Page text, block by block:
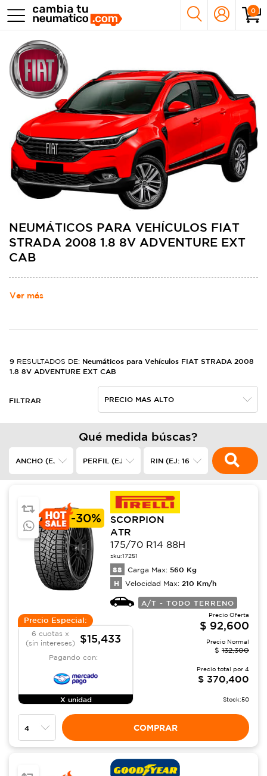
0
NEUMÁTICOS PARA VEHÍCULOS FIAT
STRADA 2008 1.8 8V ADVENTURE EXT
CAB
Ver más
9 RESULTADOS DE: Neumáticos para Vehículos FIAT STRADA 2008
1.8 8V ADVENTURE EXT CAB
FILTRAR
Qué medida búscas?
-30%
SCORPION
ATR
175/70 R14 88H
sku:17251
88 Carga Max: 560 Kg
H Velocidad Max: 210 Km/h
A/T - TODO TERRENO
Precio Especial:
6 cuotas x
(sin intereses)
$15,433
Pagando con:
X unidad
Precio Oferta
$ 92,600
Precio Normal
$ 132,300
Precio total por 4
$ 370,400
Stock:50
COMPRAR